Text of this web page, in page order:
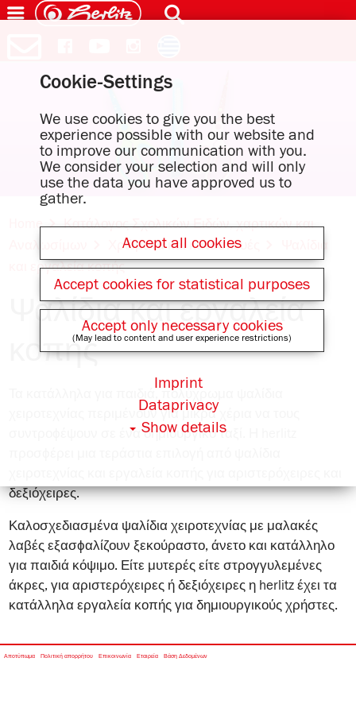
Home
Κατάλογος Σχολικών Ειδών, χαρτικών και
Χρώματα και κατασκευές
και εργαλεία κοπής
Ψαλίδια και εργαλεία
κοπής
Τα κατάλληλα για παιδιά, πολύχρωμα ψαλίδια
χειροτεχνίας περιμένουν για μικρά χέρια να τους
συντροϕέψουν σε ένα δημιουργικό ταξί. Η herlitz
δεξιόχειρες.
Καλοσχεδιασμένα ψαλίδια χειροτεχνίας με μαλακές
λαβές εξασϕαλίζουν ξεκούραστο, άνετο και κατάλληλο
για παιδιά κόψιμο. Είτε μυτερές είτε στρογγυλεμένες
άκρες, για αριστερόχειρες ή δεξιόχειρες η herlitz έχει τα
κατάλληλα εργαλεία κοπής για δημιουργικούς χρήστες.
Αποτύπωμα Πολιτική απορρήτου Επικοινωνία Εταιρεία Βάση Δεδομένων
Cookie-Settings
We use cookies to give you the best
experience possible with our website and
to improve our communication with you.
We consider your selection and will only
use the data you have approved us to
gather.
Accept all cookies
Accept cookies for statistical purposes
Accept only necessary cookies
(May lead to content and user experience restrictions)
Show details
Dataprivacy
Imprint